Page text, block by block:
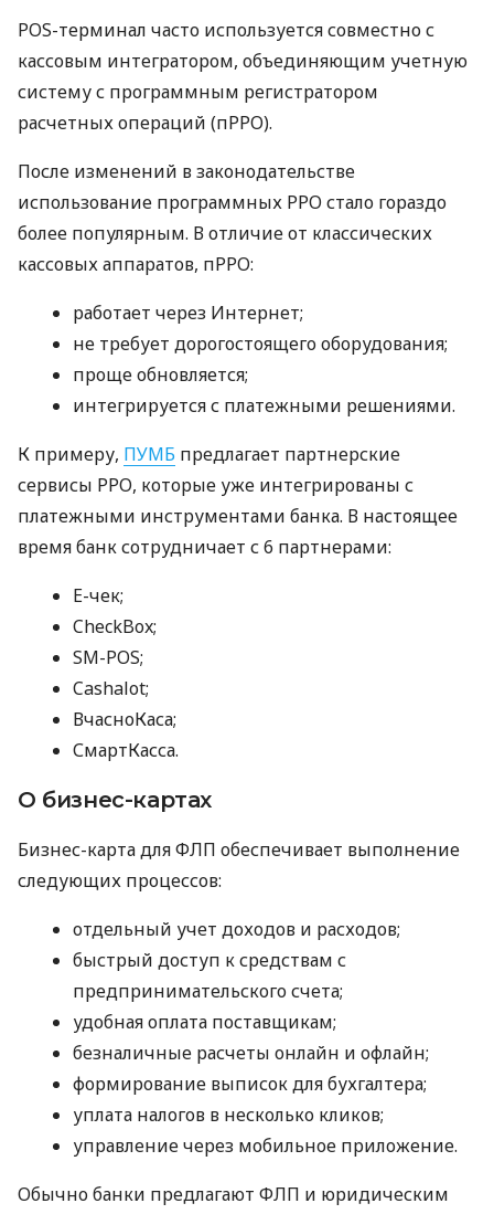
POS-терминал часто используется совместно с
кассовым интегратором, объединяющим учетную
систему с программным регистратором
расчетных операций (пРРО).
После изменений в законодательстве
использование программных РРО стало гораздо
более популярным. В отличие от классических
кассовых аппаратов, пРРО:
работает через Интернет;
не требует дорогостоящего оборудования;
проще обновляется;
интегрируется с платежными решениями.
К примеру, ПУМБ предлагает партнерские
сервисы РРО, которые уже интегрированы с
платежными инструментами банка. В настоящее
время банк сотрудничает с 6 партнерами:
E-чек;
CheckBox;
SM-POS;
Cashalot;
ВчасноКаса;
СмартКасса.
О бизнес-картах
Бизнес-карта для ФЛП обеспечивает выполнение
следующих процессов:
отдельный учет доходов и расходов;
быстрый доступ к средствам с
предпринимательского счета;
удобная оплата поставщикам;
безналичные расчеты онлайн и офлайн;
формирование выписок для бухгалтера;
уплата налогов в несколько кликов;
управление через мобильное приложение.
Обычно банки предлагают ФЛП и юридическим